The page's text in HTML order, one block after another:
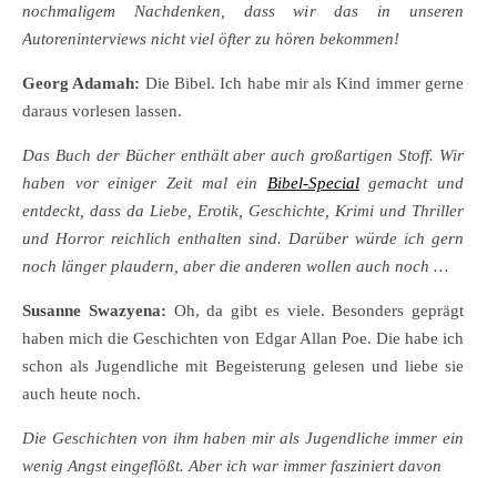
nochmaligem Nachdenken, dass wir das in unseren
Autoreninterviews nicht viel öfter zu hören bekommen!
Georg Adamah: Die Bibel. Ich habe mir als Kind immer gerne
daraus vorlesen lassen.
Das Buch der Bücher enthält aber auch großartigen Stoff. Wir
haben vor einiger Zeit mal ein Bibel-Specialgemacht und
entdeckt, dass da Liebe, Erotik, Geschichte, Krimi und Thriller
und Horror reichlich enthalten sind. Darüber würde ich gern
noch länger plaudern, aber die anderen wollen auch noch …
Susanne Swazyena: Oh, da gibt es viele. Besonders geprägt
haben mich die Geschichten von Edgar Allan Poe. Die habe ich
schon als Jugendliche mit Begeisterung gelesen und liebe sie
auch heute noch.
Die Geschichten von ihm haben mir als Jugendliche immer ein
wenig Angst eingeflößt. Aber ich war immer fasziniert davon